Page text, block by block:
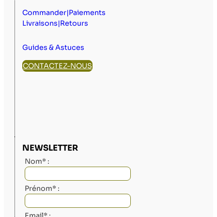
Commander|Paiements
Livraisons|Retours
Guides & Astuces
CONTACTEZ-NOUS
NEWSLETTER
Nom* :
Prénom* :